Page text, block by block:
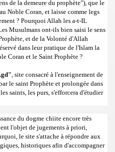
de la demeure du prophète"), que le
Noble Coran, et laisse comme legs
? Pourquoi Allah les a-t-IL
Musulmans ont-ils bien saisi le sens
et de la Volonté d'Allah
dans leur pratique de l'Islam la
Coran et le Saint Prophète ?
, site consacré à l'enseignement de
le saint Prophète et prolongée dans
saints, les purs, s'efforcera d'étudier
du dogme chiite encore très
l'objet de jugements à priori,
le site s'attache à répondre aux
historiques afin d'accompagner